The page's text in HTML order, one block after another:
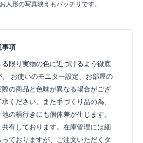
人形の写真映えもバッチリです。
事項
限り実物の色に近づけるよう徹底
、 お使いのモニター設定、お部屋の
際の商品と色味が異なる場合がござ
ください。また手づくり品の為、
の柄行きにも個体差が生じます。
有しております。在庫管理には細
ておりますが、ご注文いただくタ